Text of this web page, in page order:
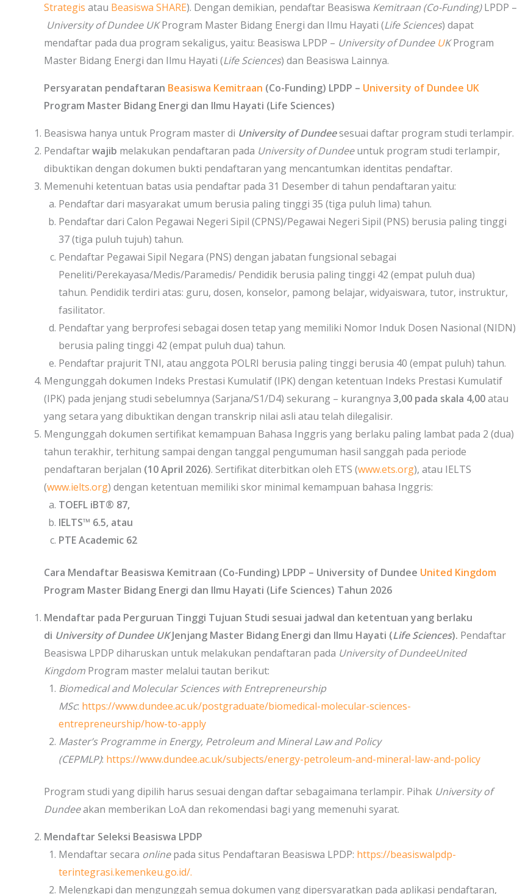
Strategis atau Beasiswa SHARE). Dengan demikian, pendaftar Beasiswa Kemitraan (Co-Funding)LPDP –
University of Dundee UKProgram Master Bidang Energi dan Ilmu Hayati (Life Sciences) dapat
mendaftar pada dua program sekaligus, yaitu: Beasiswa LPDP – University of Dundee UKProgram
Master Bidang Energi dan Ilmu Hayati (Life Sciences) dan Beasiswa Lainnya.
Persyaratan pendaftaran Beasiswa Kemitraan (Co-Funding) LPDP – University of Dundee UK
Program Master Bidang Energi dan Ilmu Hayati (Life Sciences)
Beasiswa hanya untuk Program master di University of Dundeesesuai daftar program studi terlampir.
Pendaftarwajib melakukan pendaftaran pada University of Dundeeuntuk program studi terlampir,
dibuktikan dengan dokumen bukti pendaftaran yang mencantumkan identitas pendaftar.
Memenuhi ketentuan batas usia pendaftar pada 31 Desember di tahun pendaftaran yaitu:
Pendaftar dari masyarakat umum berusia paling tinggi 35 (tiga puluh lima) tahun.
Pendaftar dari Calon Pegawai Negeri Sipil (CPNS)/Pegawai Negeri Sipil (PNS) berusia paling tinggi
37 (tiga puluh tujuh) tahun.
Pendaftar Pegawai Sipil Negara (PNS) dengan jabatan fungsional sebagai
Peneliti/Perekayasa/Medis/Paramedis/ Pendidik berusia paling tinggi 42 (empat puluh dua)
tahun. Pendidik terdiri atas: guru, dosen, konselor, pamong belajar, widyaiswara, tutor, instruktur,
fasilitator.
Pendaftar yang berprofesi sebagai dosen tetap yang memiliki Nomor Induk Dosen Nasional (NIDN)
berusia paling tinggi 42 (empat puluh dua) tahun.
Pendaftar prajurit TNI, atau anggota POLRI berusia paling tinggi berusia 40 (empat puluh) tahun.
Mengunggah dokumen Indeks Prestasi Kumulatif (IPK) dengan ketentuan Indeks Prestasi Kumulatif
(IPK) pada jenjang studi sebelumnya (Sarjana/S1/D4) sekurang – kurangnya 3,00 pada skala 4,00atau
yang setara yang dibuktikan dengan transkrip nilai asli atau telah dilegalisir.
Mengunggah dokumen sertifikat kemampuan Bahasa Inggris yang berlaku paling lambat pada 2 (dua)
tahun terakhir, terhitung sampai dengan tanggal pengumuman hasil sanggah pada periode
pendaftaran berjalan (10 April 2026). Sertifikat diterbitkan oleh ETS (www.ets.org), atau IELTS
(www.ielts.org) dengan ketentuan memiliki skor minimal kemampuan bahasa Inggris:
TOEFL iBT® 87,
IELTS™ 6.5, atau
PTE Academic 62
Cara Mendaftar Beasiswa Kemitraan (Co-Funding) LPDP – University of Dundee United Kingdom
Program Master Bidang Energi dan Ilmu Hayati (Life Sciences) Tahun 2026
Mendaftar pada Perguruan Tinggi Tujuan Studi sesuai jadwal dan ketentuan yang berlaku
di University of Dundee UKJenjang Master Bidang Energi dan Ilmu Hayati (Life Sciences). Pendaftar
Beasiswa LPDP diharuskan untuk melakukan pendaftaran pada University of DundeeUnited
Kingdom Program master melalui tautan berikut:
Biomedical and Molecular Sciences with Entrepreneurship
MSc: https://www.dundee.ac.uk/postgraduate/biomedical-molecular-sciences-
entrepreneurship/how-to-apply
Master’s Programme in Energy, Petroleum and Mineral Law and Policy
(CEPMLP): https://www.dundee.ac.uk/subjects/energy-petroleum-and-mineral-law-and-policy
Program studi yang dipilih harus sesuai dengan daftar sebagaimana terlampir. Pihak University of
Dundeeakan memberikan LoA dan rekomendasi bagi yang memenuhi syarat.
Mendaftar Seleksi Beasiswa LPDP
Mendaftar secara onlinepada situs Pendaftaran Beasiswa LPDP: https://beasiswalpdp-
terintegrasi.kemenkeu.go.id/.
Melengkapi dan mengunggah semua dokumen yang dipersyaratkan pada aplikasi pendaftaran,